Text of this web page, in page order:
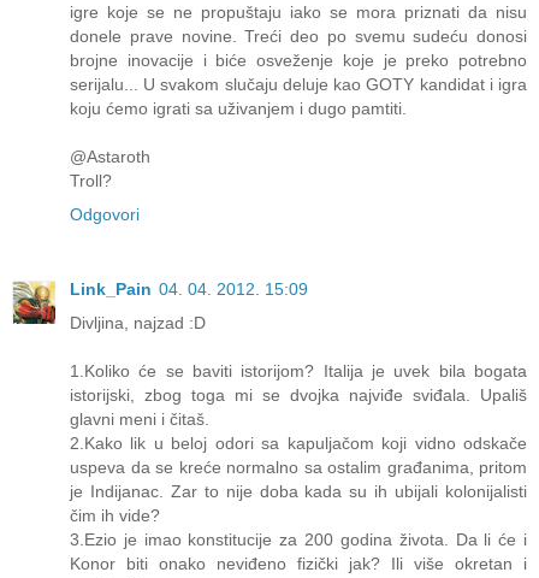
igre koje se ne propuštaju iako se mora priznati da nisu
donele prave novine. Treći deo po svemu sudeću donosi
brojne inovacije i biće osveženje koje je preko potrebno
serijalu... U svakom slučaju deluje kao GOTY kandidat i igra
koju ćemo igrati sa uživanjem i dugo pamtiti.
@Astaroth
Troll?
Odgovori
Link_Pain 04. 04. 2012. 15:09
Divljina, najzad :D
1.Koliko će se baviti istorijom? Italija je uvek bila bogata
istorijski, zbog toga mi se dvojka najviđe sviđala. Upališ
glavni meni i čitaš.
2.Kako lik u beloj odori sa kapuljačom koji vidno odskače
uspeva da se kreće normalno sa ostalim građanima, pritom
je Indijanac. Zar to nije doba kada su ih ubijali kolonijalisti
čim ih vide?
3.Ezio je imao konstitucije za 200 godina života. Da li će i
Konor biti onako neviđeno fizički jak? Ili više okretan i